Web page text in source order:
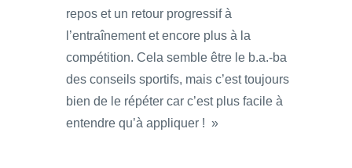
repos et un retour progressif à
l’entraînement et encore plus à la
compétition. Cela semble être le b.a.-ba
des conseils sportifs, mais c’est toujours
bien de le répéter car c’est plus facile à
entendre qu’à appliquer ! »